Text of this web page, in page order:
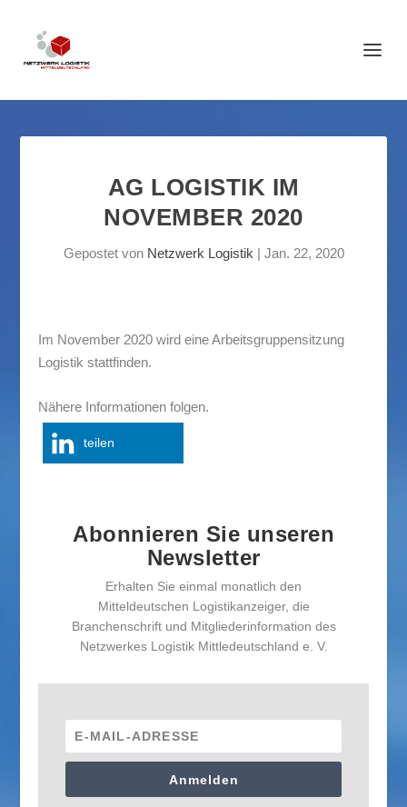
AG LOGISTIK IM
NOVEMBER 2020
Gepostet von Netzwerk Logistik | Jan. 22, 2020
Im November 2020 wird eine Arbeitsgruppensitzung
Logistik stattfinden.
Nähere Informationen folgen.
teilen
Abonnieren Sie unseren
Newsletter
Erhalten Sie einmal monatlich den
Mitteldeutschen Logistikanzeiger, die
Branchenschrift und Mitgliederinformation des
Netzwerkes Logistik Mittledeutschland e. V.
Anmelden